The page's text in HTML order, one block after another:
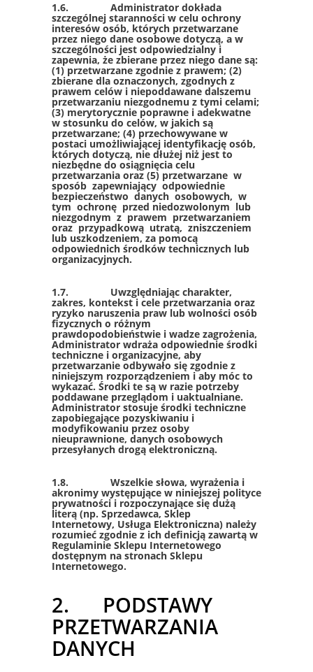
1.6. Administrator dokłada
szczególnej staranności w celu ochrony
interesów osób, których przetwarzane
przez niego dane osobowe dotyczą, a w
szczególności jest odpowiedzialny i
zapewnia, że zbierane przez niego dane są:
(1) przetwarzane zgodnie z prawem; (2)
zbierane dla oznaczonych, zgodnych z
prawem celów i niepoddawane dalszemu
przetwarzaniu niezgodnemu z tymi celami;
(3) merytorycznie poprawne i adekwatne
w stosunku do celów, w jakich są
przetwarzane; (4) przechowywane w
postaci umożliwiającej identyfikację osób,
których dotyczą, nie dłużej niż jest to
niezbędne do osiągnięcia celu
przetwarzania oraz (5) przetwarzane w
sposób zapewniający odpowiednie
bezpieczeństwo danych osobowych, w
tym ochronę przed niedozwolonym lub
niezgodnym z prawem przetwarzaniem
oraz przypadkową utratą, zniszczeniem
lub uszkodzeniem, za pomocą
odpowiednich środków technicznych lub
organizacyjnych.
1.7. Uwzględniając charakter,
zakres, kontekst i cele przetwarzania oraz
ryzyko naruszenia praw lub wolności osób
fizycznych o różnym
prawdopodobieństwie i wadze zagrożenia,
Administrator wdraża odpowiednie środki
techniczne i organizacyjne, aby
przetwarzanie odbywało się zgodnie z
niniejszym rozporządzeniem i aby móc to
wykazać. Środki te są w razie potrzeby
poddawane przeglądom i uaktualniane.
Administrator stosuje środki techniczne
zapobiegające pozyskiwaniu i
modyfikowaniu przez osoby
nieuprawnione, danych osobowych
przesyłanych drogą elektroniczną.
1.8. Wszelkie słowa, wyrażenia i
akronimy występujące w niniejszej polityce
prywatności i rozpoczynające się dużą
literą (np. Sprzedawca, Sklep
Internetowy, Usługa Elektroniczna) należy
rozumieć zgodnie z ich definicją zawartą w
Regulaminie Sklepu Internetowego
dostępnym na stronach Sklepu
Internetowego.
2. PODSTAWY
PRZETWARZANIA
DANYCH